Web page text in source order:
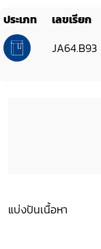
ประเภท เลขเรียก
แบ่งปันเนื้อหา